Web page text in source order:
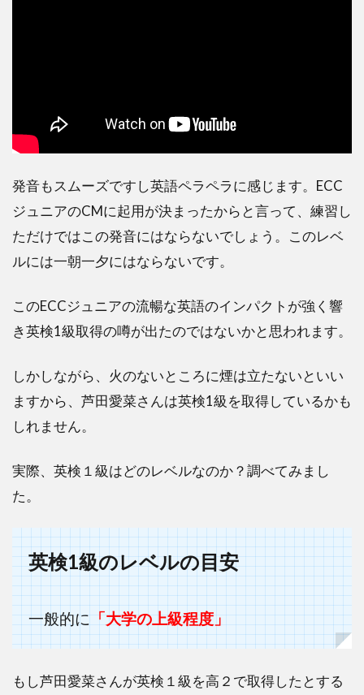
発音もスムーズですし英語ペラペラに感じます。ECC
ジュニアのCMに起用が決まったからと言って、練習し
ただけではこの発音にはならないでしょう。このレベ
ルには一朝一夕にはならないです。
このECCジュニアの流暢な英語のインパクトが強く響
き英検1級取得の噂が出たのではないかと思われます。
しかしながら、火のないところに煙は立たないといい
ますから、芦田愛菜さんは英検1級を取得しているかも
しれません。
実際、英検１級はどのレベルなのか？調べてみまし
た。
英検1級のレベルの目安
一般的に「大学の上級程度」
もし芦田愛菜さんが英検１級を高２で取得したとする